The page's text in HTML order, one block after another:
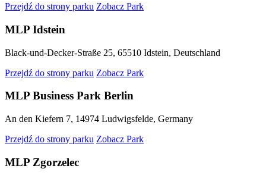
Przejdź do strony parku Zobacz Park
MLP Idstein
Black-und-Decker-Straße 25, 65510 Idstein, Deutschland
Przejdź do strony parku Zobacz Park
MLP Business Park Berlin
An den Kiefern 7, 14974 Ludwigsfelde, Germany
Przejdź do strony parku Zobacz Park
MLP Zgorzelec